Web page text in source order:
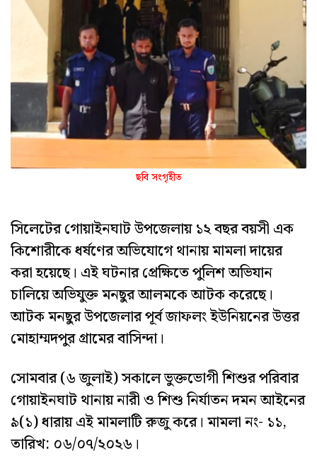
ছবি সংগৃহীত
সিলেটের গোয়াইনঘাট উপজেলায় ১২ বছর বয়সী এক
কিশোরীকে ধর্ষণের অভিযোগে থানায় মামলা দায়ের
করা হয়েছে। এই ঘটনার প্রেক্ষিতে পুলিশ অভিযান
চালিয়ে অভিযুক্ত মনছুর আলমকে আটক করেছে।
আটক মনছুর উপজেলার পূর্ব জাফলং ইউনিয়নের উত্তর
মোহাম্মদপুর গ্রামের বাসিন্দা।
সোমবার (৬ জুলাই) সকালে ভুক্তভোগী শিশুর পরিবার
গোয়াইনঘাট থানায় নারী ও শিশু নির্যাতন দমন আইনের
৯(১) ধারায় এই মামলাটি রুজু করে। মামলা নং- ১১,
তারিখ: ০৬/০৭/২০২৬।